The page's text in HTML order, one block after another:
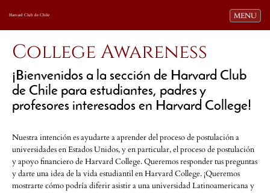
Toggle
MENU
Harvard Club de Chile
College Awareness
¡Bienvenidos a la sección de Harvard Club
de Chile para estudiantes, padres y
profesores interesados en Harvard College!
Nuestra intención es ayudarte a aprender del proceso de postulación a
universidades en Estados Unidos, y en particular, el proceso de postulación
y apoyo financiero de Harvard College. Queremos responder tus preguntas
y darte una idea de la vida estudiantil en Harvard College. ¡Queremos
mostrarte cómo podría diferir asistir a una universidad Latinoamericana y